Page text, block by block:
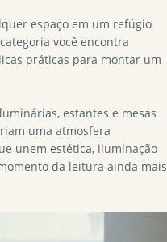
espaço em um refúgio
você encontra
práticas para montar um
estantes e mesas
uma atmosfera
unem estética, iluminação
da leitura ainda mais